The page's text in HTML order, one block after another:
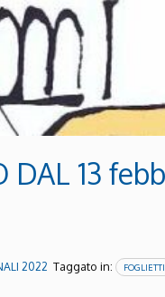
DAL 13
2022 Taggato in: FOGLIETTI